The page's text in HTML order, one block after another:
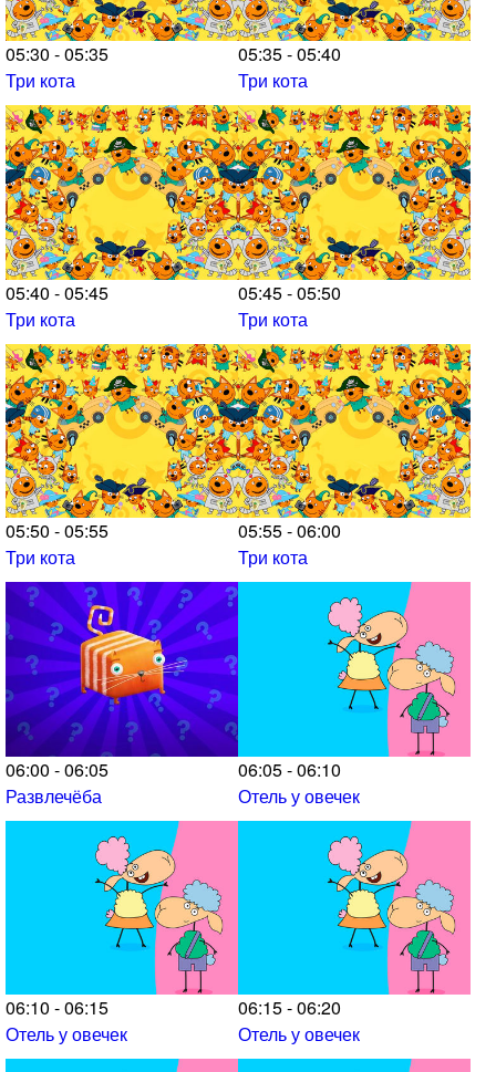
05:30 - 05:35
Три кота
05:35 - 05:40
Три кота
05:40 - 05:45
Три кота
05:45 - 05:50
Три кота
05:50 - 05:55
Три кота
05:55 - 06:00
Три кота
06:00 - 06:05
Развлечёба
06:05 - 06:10
Отель у овечек
06:10 - 06:15
Отель у овечек
06:15 - 06:20
Отель у овечек